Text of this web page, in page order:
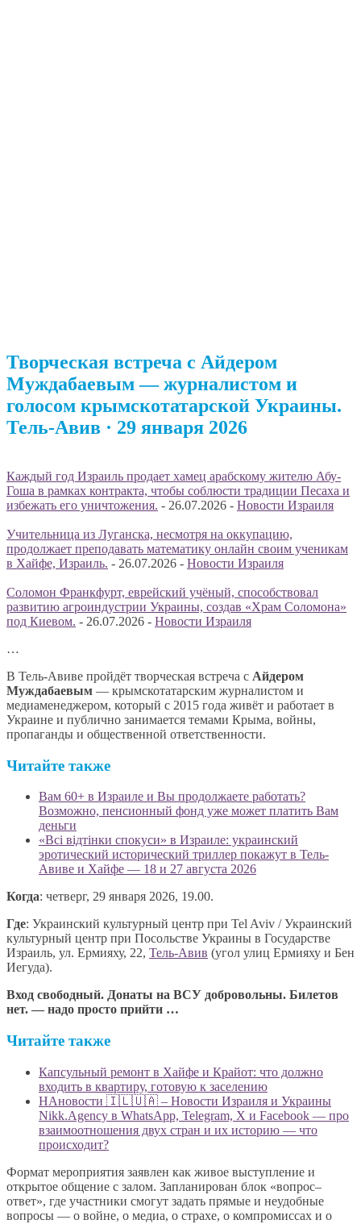
Творческая встреча с Айдером
Муждабаевым — журналистом и
голосом крымскотатарской Украины.
Тель-Авив · 29 января 2026
Каждый год Израиль продает хамец арабскому жителю Абу-
Гоша в рамках контракта, чтобы соблюсти традиции Песаха и
избежать его уничтожения. - 26.07.2026 - Новости Израиля
Учительница из Луганска, несмотря на оккупацию,
продолжает преподавать математику онлайн своим ученикам
в Хайфе, Израиль. - 26.07.2026 - Новости Израиля
Соломон Франкфурт, еврейский учёный, способствовал
развитию агроиндустрии Украины, создав «Храм Соломона»
под Киевом. - 26.07.2026 - Новости Израиля
…
В Тель-Авиве пройдёт творческая встреча с Айдером
Муждабаевым — крымскотатарским журналистом и
медиаменеджером, который с 2015 года живёт и работает в
Украине и публично занимается темами Крыма, войны,
пропаганды и общественной ответственности.
Читайте также
Вам 60+ в Израиле и Вы продолжаете работать?
Возможно, пенсионный фонд уже может платить Вам
деньги
«Всі відтінки спокуси» в Израиле: украинский
эротический исторический триллер покажут в Тель-
Авиве и Хайфе — 18 и 27 августа 2026
Когда: четверг, 29 января 2026, 19.00.
Где: Украинский культурный центр при Tel Aviv / Украинский
культурный центр при Посольстве Украины в Государстве
Израиль, ул. Ермияху, 22, Тель-Авив (угол улиц Ермияху и Бен
Иегуда).
Вход свободный. Донаты на ВСУ добровольны. Билетов
нет. — надо просто прийти …
Читайте также
Капсульный ремонт в Хайфе и Крайот: что должно
входить в квартиру, готовую к заселению
НАновости 🇮🇱🇺🇦 – Новости Израиля и Украины
Nikk.Agency в WhatsApp, Telegram, X и Facebook — про
взаимоотношения двух стран и их историю — что
происходит?
Формат мероприятия заявлен как живое выступление и
открытое общение с залом. Запланирован блок «вопрос–
ответ», где участники смогут задать прямые и неудобные
вопросы — о войне, о медиа, о страхе, о компромиссах и о